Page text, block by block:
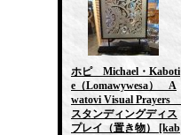
ホピ Michael・Kaboti
e（Lomawywesa） A
watovi Visual Prayers
スタンディングディス
プレイ（置き物）
[kab